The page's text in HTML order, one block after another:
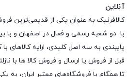
آنلاین
کالافرنیک به عنوان یکی از قدیمی‌ترین
با دو شعبه رسمی و فعال در اصفهان و با
پایبندی به سه اصل کلیدی، ارایه کالاهای
قبل از فروش یا ارسال و فروش کالا ها با
تا همگام با فروشگاه‌های معتبر ایران، به